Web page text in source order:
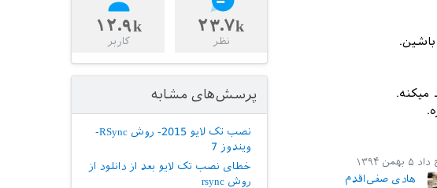
میکنه.
داد ۵ بهمن ۱۳۹۴
هادی صفی‌اقدم
۲۳.۷k
نظر
۱۲.۹k
کاربر
پرسش‌های مشابه
نصب تک لایو 2015- روش RSync-
ویندوز 7
خطای نصب تک لایو بعد از دانلود از
روش rsync